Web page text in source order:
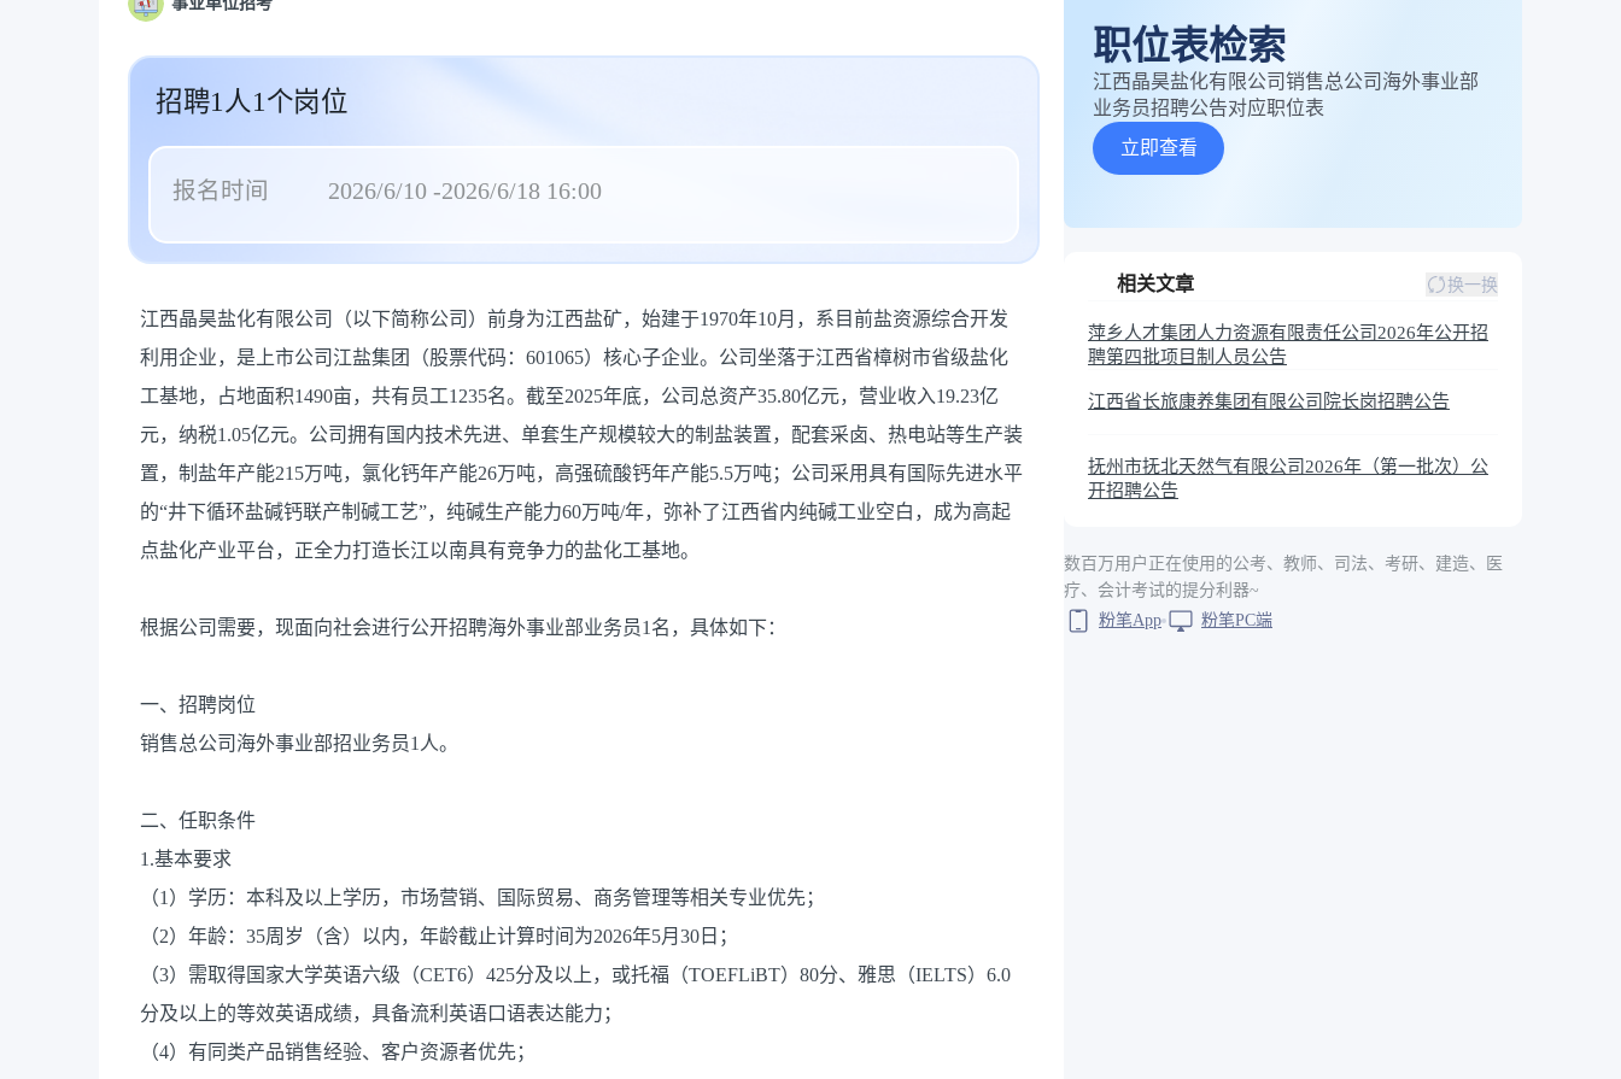
招聘1人1个岗位
报名时间 2026/6/10 -2026/6/18 16:00
江西晶昊盐化有限公司（以下简称公司）前身为江西盐矿，始建于1970年10月，系目前盐资源综合开发
利用企业，是上市公司江盐集团（股票代码：601065）核心子企业。公司坐落于江西省樟树市省级盐化
工基地，占地面积1490亩，共有员工1235名。截至2025年底，公司总资产35.80亿元，营业收入19.23亿
元，纳税1.05亿元。公司拥有国内技术先进、单套生产规模较大的制盐装置，配套采卤、热电站等生产装
置，制盐年产能215万吨，氯化钙年产能26万吨，高强硫酸钙年产能5.5万吨；公司采用具有国际先进水平
的“井下循环盐碱钙联产制碱工艺”，纯碱生产能力60万吨/年，弥补了江西省内纯碱工业空白，成为高起
点盐化产业平台，正全力打造长江以南具有竞争力的盐化工基地。
根据公司需要，现面向社会进行公开招聘海外事业部业务员1名，具体如下：
一、招聘岗位
销售总公司海外事业部招业务员1人。
二、任职条件
1.基本要求
（1）学历：本科及以上学历，市场营销、国际贸易、商务管理等相关专业优先；
（2）年龄：35周岁（含）以内，年龄截止计算时间为2026年5月30日；
（3）需取得国家大学英语六级（CET6）425分及以上，或托福（TOEFLiBT）80分、雅思（IELTS）6.0
分及以上的等效英语成绩，具备流利英语口语表达能力；
（4）有同类产品销售经验、客户资源者优先；
职位表检索
江西晶昊盐化有限公司销售总公司海外事业部
业务员招聘公告对应职位表
立即查看
相关文章 换一换
萍乡人才集团人力资源有限责任公司2026年公开招
聘第四批项目制人员公告
江西省长旅康养集团有限公司院长岗招聘公告
抚州市抚北天然气有限公司2026年（第一批次）公
开招聘公告
数百万用户正在使用的公考、教师、司法、考研、建造、医
疗、会计考试的提分利器~
粉笔App
粉笔PC端